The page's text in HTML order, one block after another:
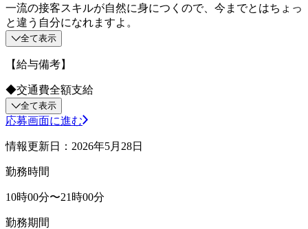
一流の接客スキルが自然に身につくので、今までとはちょっ
と違う自分になれますよ。
全て表示
【給与備考】
◆交通費全額支給
全て表示
応募画面に進む
情報更新日：2026年5月28日
勤務時間
10時00分〜21時00分
勤務期間